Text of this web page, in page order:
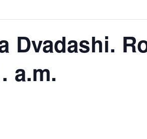
Dvadashi.
a.m.